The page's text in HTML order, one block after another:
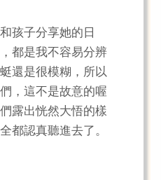
孩子分享她的日
都是我不容易分辨
還是很模糊，所以
，這不是故意的喔
露出恍然大悟的樣
都認真聽進去了。